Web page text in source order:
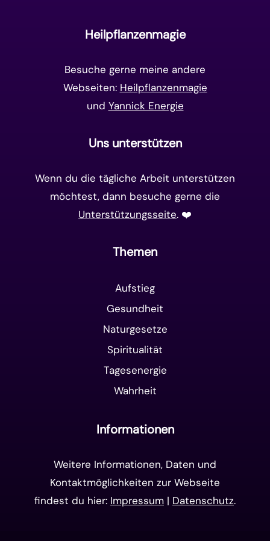
Heilpflanzenmagie
Besuche gerne meine andere
Webseiten: Heilpflanzenmagie
und Yannick Energie
Uns unterstützen
Wenn du die tägliche Arbeit unterstützen
möchtest, dann besuche gerne die
Unterstützungsseite. ❤️️
Themen
Aufstieg
Gesundheit
Naturgesetze
Spiritualität
Tagesenergie
Wahrheit
Informationen
Weitere Informationen, Daten und
Kontaktmöglichkeiten zur Webseite
findest du hier: Impressum | Datenschutz.